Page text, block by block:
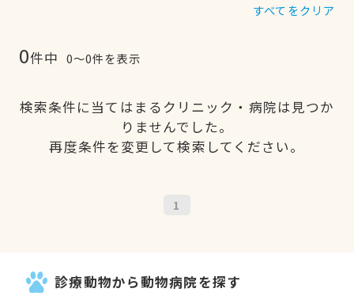
すべてをクリア
0件中 0〜0件を表示
検索条件に当てはまるクリニック・病院は見つか
りませんでした。
再度条件を変更して検索してください。
1
診療動物から動物病院を探す